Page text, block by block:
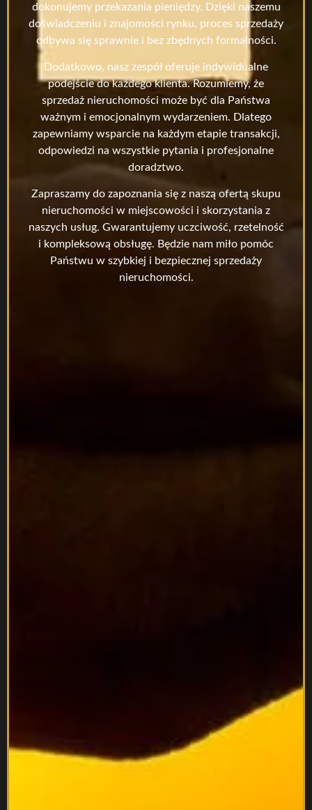
dokonujemy przekazania pieniędzy. Dzięki naszemu
doświadczeniu i znajomości rynku, proces sprzedaży
odbywa się sprawnie i bez zbędnych formalności.
Dodatkowo, nasz zespół oferuje indywidualne
podejście do każdego klienta. Rozumiemy, że
sprzedaż nieruchomości może być dla Państwa
ważnym i emocjonalnym wydarzeniem. Dlatego
zapewniamy wsparcie na każdym etapie transakcji,
odpowiedzi na wszystkie pytania i profesjonalne
doradztwo.
Zapraszamy do zapoznania się z naszą ofertą skupu
nieruchomości w miejscowości i skorzystania z
naszych usług. Gwarantujemy uczciwość, rzetelność
i kompleksową obsługę. Będzie nam miło pomóc
Państwu w szybkiej i bezpiecznej sprzedaży
nieruchomości.